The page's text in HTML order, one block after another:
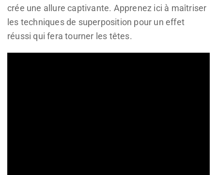
crée une allure captivante. Apprenez ici à maîtriser
les techniques de superposition pour un effet
réussi qui fera tourner les têtes.